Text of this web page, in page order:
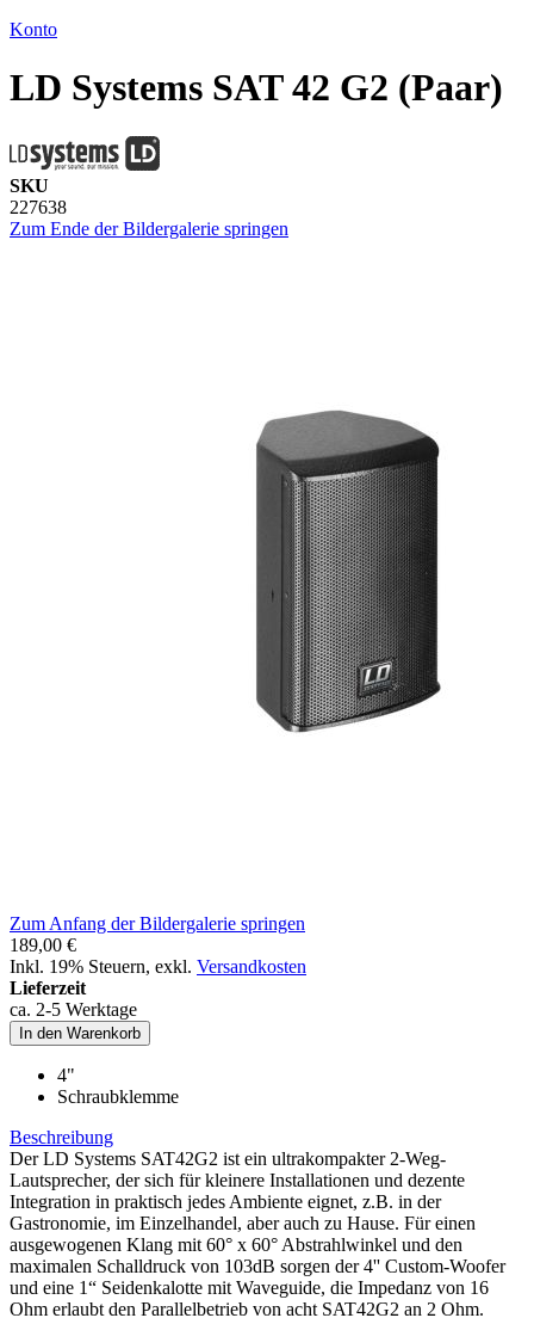
Konto
LD Systems SAT 42 G2 (Paar)
SKU
227638
Zum Ende der Bildergalerie springen
Zum Anfang der Bildergalerie springen
189,00 €
Inkl. 19% Steuern, exkl. Versandkosten
Lieferzeit
ca. 2-5 Werktage
In den Warenkorb
4"
Schraubklemme
Beschreibung
Der LD Systems SAT42G2 ist ein ultrakompakter 2-Weg-
Lautsprecher, der sich für kleinere Installationen und dezente
Integration in praktisch jedes Ambiente eignet, z.B. in der
Gastronomie, im Einzelhandel, aber auch zu Hause. Für einen
ausgewogenen Klang mit 60° x 60° Abstrahlwinkel und den
maximalen Schalldruck von 103dB sorgen der 4'' Custom-Woofer
und eine 1“ Seidenkalotte mit Waveguide, die Impedanz von 16
Ohm erlaubt den Parallelbetrieb von acht SAT42G2 an 2 Ohm.